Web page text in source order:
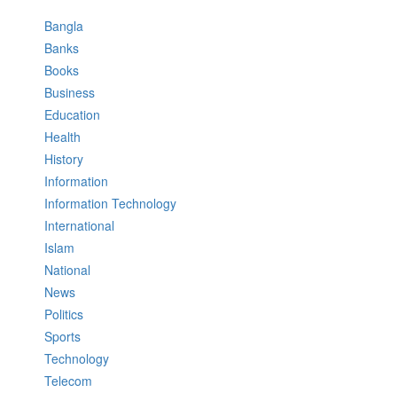
Bangla
Banks
Books
Business
Education
Health
History
Information
Information Technology
International
Islam
National
News
Politics
Sports
Technology
Telecom